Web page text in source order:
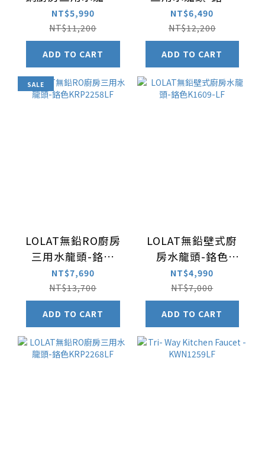
鎳色TL881K
NT$5,990
NT$11,200
ADD TO CART
D5268LF
NT$6,490
NT$12,200
ADD TO CART
SALE
LOLAT無鉛RO廚房
三用水龍頭-鉻色
KRP2258LF
NT$7,690
NT$13,700
ADD TO CART
LOLAT無鉛壁式廚
房水龍頭-鉻色
K1609-LF
NT$4,990
NT$7,000
ADD TO CART